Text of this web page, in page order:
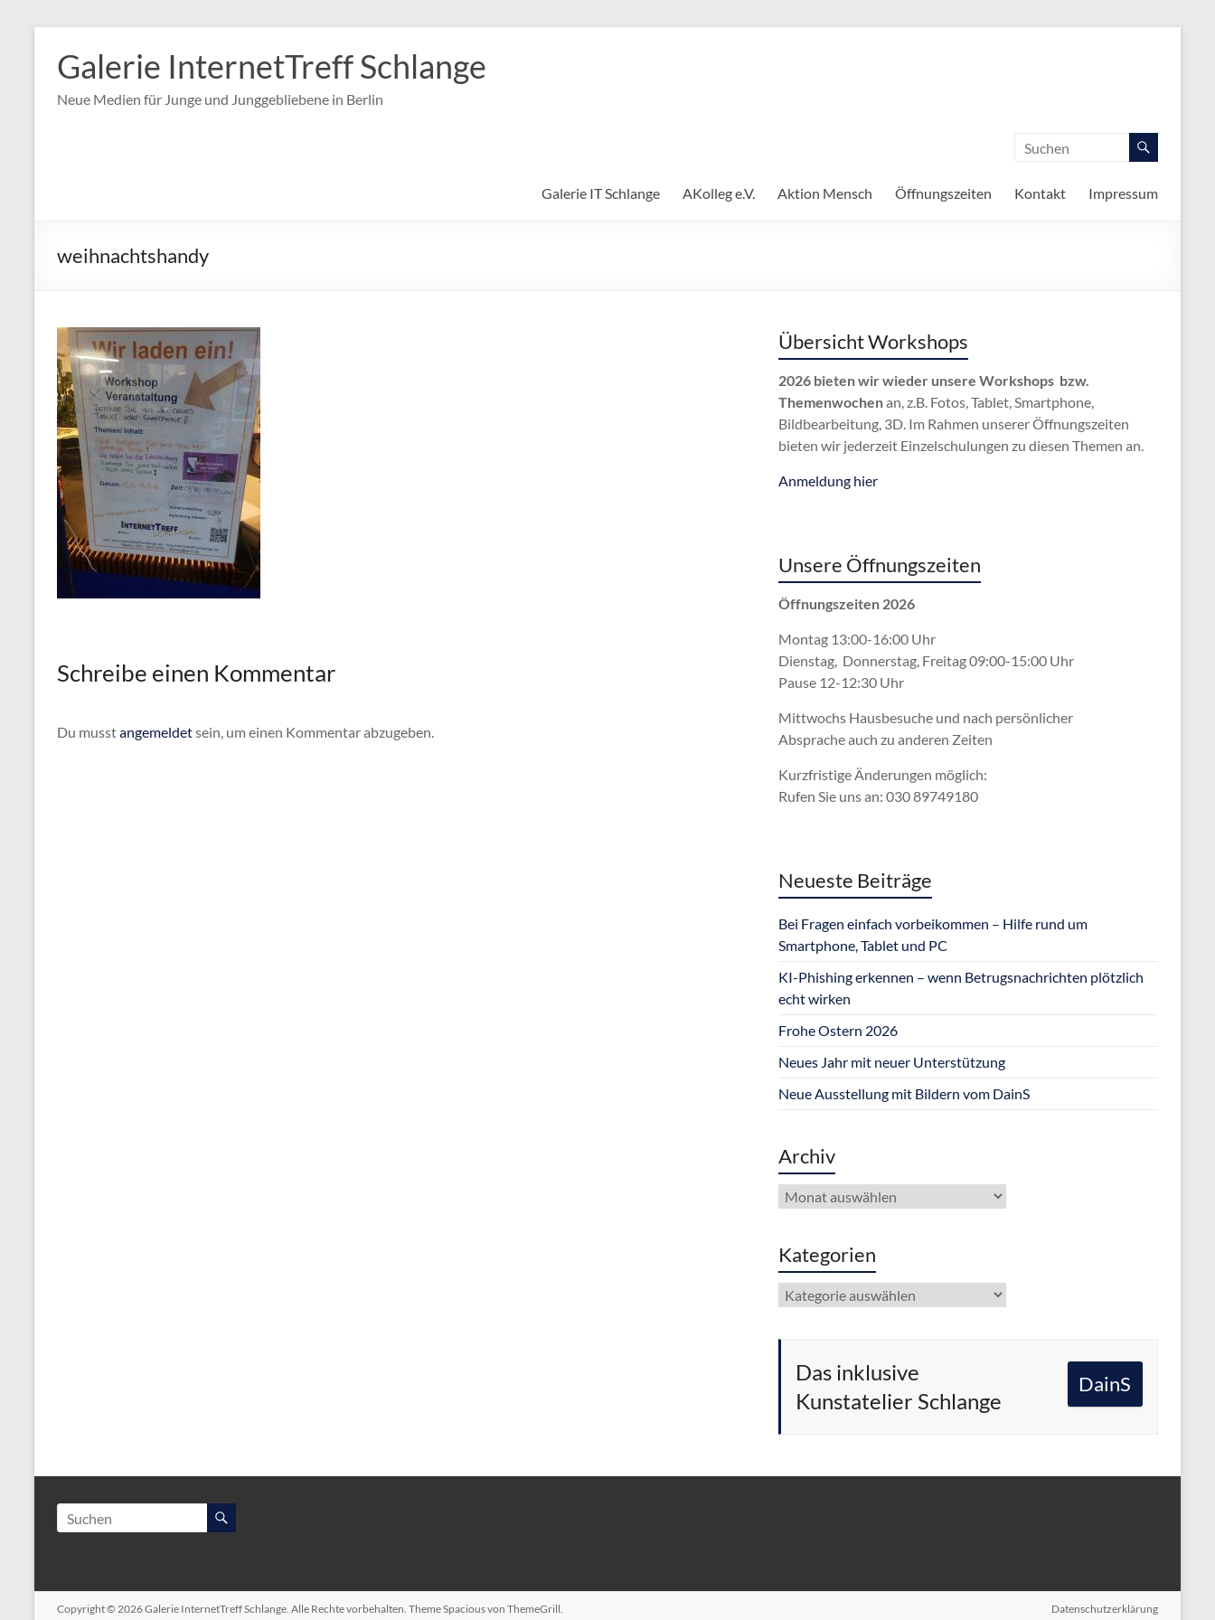
Inhalt
springen
Galerie InternetTreff Schlange
Neue Medien für Junge und Junggebliebene in Berlin
Galerie IT Schlange AKolleg e.V. Aktion Mensch Öffnungszeiten Kontakt Impressum
weihnachtshandy
Schreibe einen Kommentar
Du musstangemeldetsein, um einen Kommentar abzugeben.
Übersicht Workshops
2026 bieten wir wieder unsere Workshops bzw.
Themenwochenan, z.B. Fotos, Tablet, Smartphone,
Bildbearbeitung, 3D. Im Rahmen unserer Öffnungszeiten
bieten wir jederzeit Einzelschulungen zu diesen Themen an.
Anmeldung hier
Unsere Öffnungszeiten
Öffnungszeiten 2026
Montag 13:00-16:00 Uhr
Dienstag, Donnerstag, Freitag 09:00-15:00 Uhr
Pause 12-12:30 Uhr
Mittwochs Hausbesuche und nach persönlicher
Abspracheauch zu anderen Zeiten
Kurzfristige Änderungen möglich:
Rufen Sie uns an: 030 89749180
Neueste Beiträge
Bei Fragen einfach vorbeikommen – Hilfe rund um
Smartphone, Tablet und PC
KI-Phishing erkennen – wenn Betrugsnachrichten plötzlich
echt wirken
Frohe Ostern 2026
Neues Jahr mit neuer Unterstützung
Neue Ausstellung mit Bildern vom DainS
Archiv
Archiv
Kategorien
Kategorien
Das inklusive
Kunstatelier Schlange
DainS
Copyright © 2026Galerie InternetTreff Schlange. Alle Rechte vorbehalten. ThemeSpaciousvon ThemeGrill.
Datenschutzerklärung